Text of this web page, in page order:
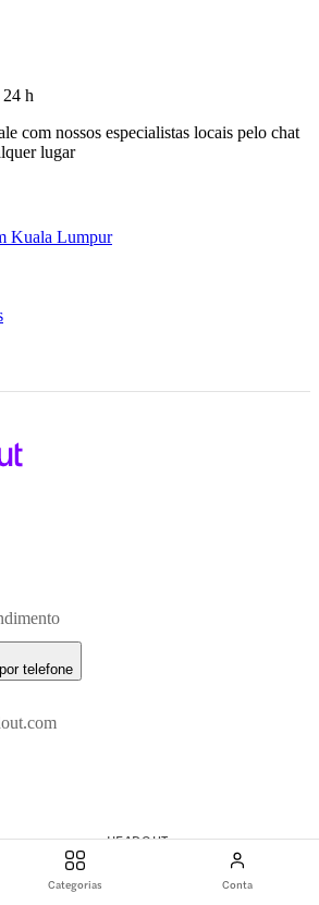
Categorias Conta
h
com nossos especialistas locais pelo chat
lugar
Kuala Lumpur
telefone
HEADOUT
Nossa história